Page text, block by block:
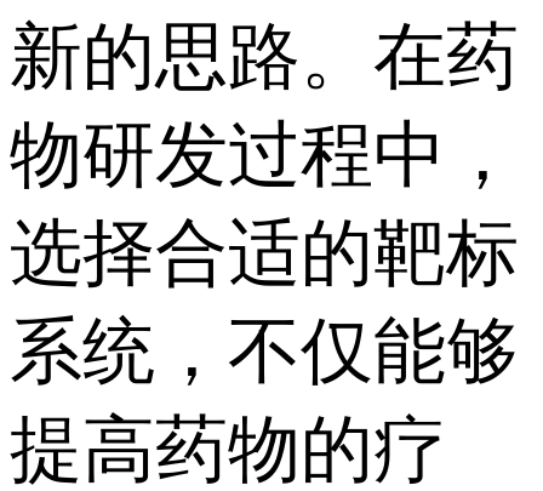
新的思路。在药
物研发过程中，
选择合适的靶标
系统，不仅能够
提高药物的疗